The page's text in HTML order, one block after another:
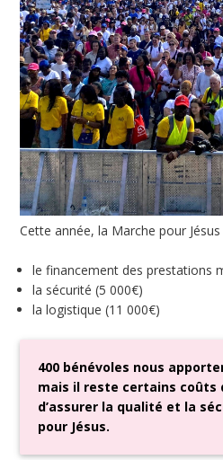
Cette année, la Marche pour
le financement des prestations
la sécurité (5 000€)
la logistique (11 000€)
400 bénévoles nous
mais il reste certains
d’assurer la qualité et la
pour Jésus.